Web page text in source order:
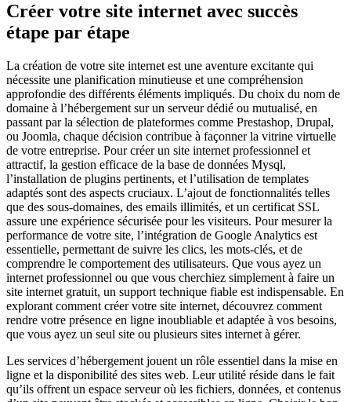
Créer votre site internet avec succès
étape par étape
La création de votre site internet est une aventure excitante qui
nécessite une planification minutieuse et une compréhension
approfondie des différents éléments impliqués. Du choix du nom de
domaine à l’hébergement sur un serveur dédié ou mutualisé, en
passant par la sélection de plateformes comme Prestashop, Drupal,
ou Joomla, chaque décision contribue à façonner la vitrine virtuelle
de votre entreprise. Pour créer un site internet professionnel et
attractif, la gestion efficace de la base de données Mysql,
l’installation de plugins pertinents, et l’utilisation de templates
adaptés sont des aspects cruciaux. L’ajout de fonctionnalités telles
que des sous-domaines, des emails illimités, et un certificat SSL
assure une expérience sécurisée pour les visiteurs. Pour mesurer la
performance de votre site, l’intégration de Google Analytics est
essentielle, permettant de suivre les clics, les mots-clés, et de
comprendre le comportement des utilisateurs. Que vous ayez un
internet professionnel ou que vous cherchiez simplement à faire un
site internet gratuit, un support technique fiable est indispensable. En
explorant comment créer votre site internet, découvrez comment
rendre votre présence en ligne inoubliable et adaptée à vos besoins,
que vous ayez un seul site ou plusieurs sites internet à gérer.
Les services d’hébergement jouent un rôle essentiel dans la mise en
ligne et la disponibilité des sites web. Leur utilité réside dans le fait
qu’ils offrent un espace serveur où les fichiers, données, et contenus